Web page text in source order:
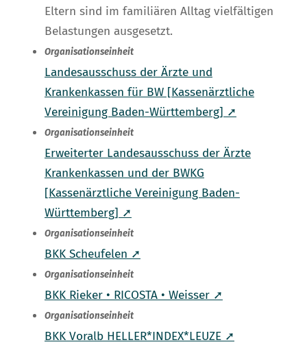
Eltern sind im familiären Alltag vielfältigen
Belastungen ausgesetzt.
Organisationseinheit
Landesausschuss der Ärzte und
Krankenkassen für BW [Kassenärztliche
Vereinigung Baden-Württemberg] ➚
Organisationseinheit
Erweiterter Landesausschuss der Ärzte
Krankenkassen und der BWKG
[Kassenärztliche Vereinigung Baden-
Württemberg] ➚
Organisationseinheit
BKK Scheufelen ➚
Organisationseinheit
BKK Rieker • RICOSTA • Weisser ➚
Organisationseinheit
BKK Voralb HELLER*INDEX*LEUZE ➚